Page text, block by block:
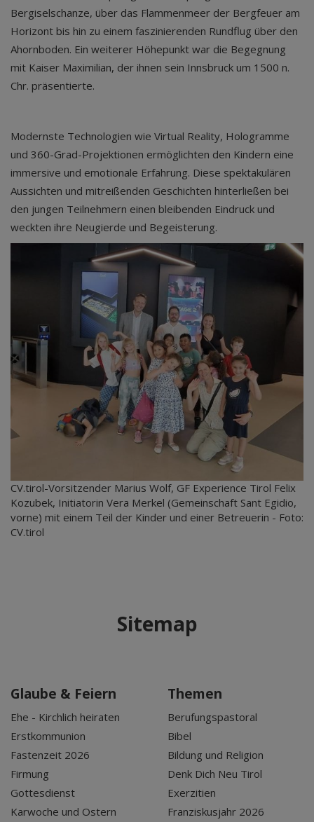
Bergiselschanze, über das Flammenmeer der Bergfeuer am
Horizont bis hin zu einem faszinierenden Rundflug über den
Ahornboden. Ein weiterer Höhepunkt war die Begegnung
mit Kaiser Maximilian, der ihnen sein Innsbruck um 1500 n.
Chr. präsentierte.
Modernste Technologien wie Virtual Reality, Hologramme
und 360-Grad-Projektionen ermöglichten den Kindern eine
immersive und emotionale Erfahrung. Diese spektakulären
Aussichten und mitreißenden Geschichten hinterließen bei
den jungen Teilnehmern einen bleibenden Eindruck und
weckten ihre Neugierde und Begeisterung.
CV.tirol-Vorsitzender Marius Wolf, GF Experience Tirol Felix
Kozubek, Initiatorin Vera Merkel (Gemeinschaft Sant Egidio,
vorne) mit einem Teil der Kinder und einer Betreuerin - Foto:
CV.tirol
Sitemap
Glaube & Feiern
Ehe - Kirchlich heiraten
Erstkommunion
Fastenzeit 2026
Firmung
Gottesdienst
Karwoche und Ostern
Themen
Berufungspastoral
Bibel
Bildung und Religion
Denk Dich Neu Tirol
Exerzitien
Franziskusjahr 2026